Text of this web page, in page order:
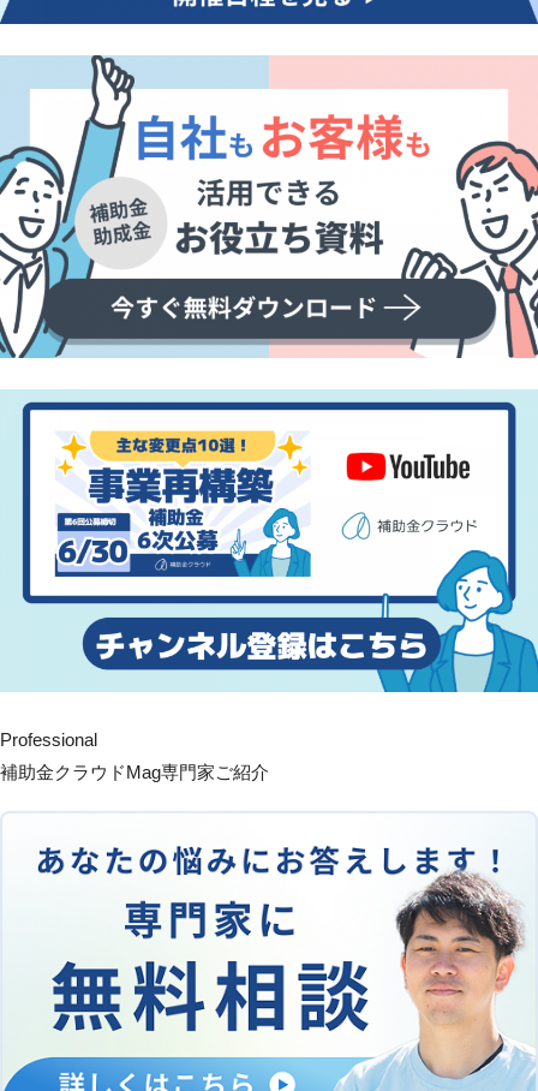
Professional
補助金クラウドMag専門家ご紹介